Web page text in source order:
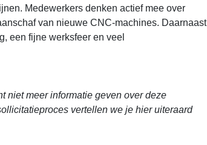
Medewerkers denken actief mee over
van nieuwe CNC-machines. Daarnaast
een fijne werksfeer en veel
niet meer informatie geven over deze
vertellen we je hier uiteraard